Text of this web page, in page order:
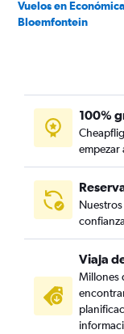
Vuelos en
Bloemfontein
100%
empezar
Viaja
Millones